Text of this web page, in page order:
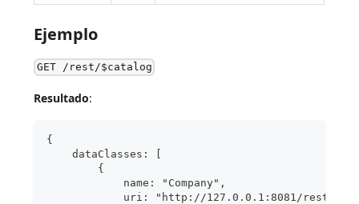
Ejemplo
GET /rest/$catalog
Resultado:
{
    dataClasses: [
        {
            name: "Company",
uri: "http://127.0.0.1:8081/rest/